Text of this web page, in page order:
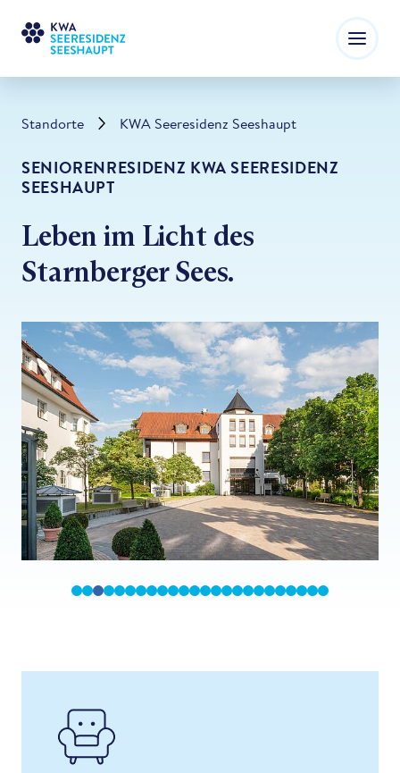
Standorte KWA Seeresidenz Seeshaupt
SENIORENRESIDENZ KWA SEERESIDENZ
SEESHAUPT
Leben im Licht des
Starnberger Sees.